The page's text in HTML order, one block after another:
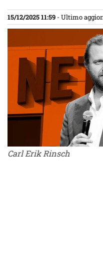
15/12/2025 11:59 - Ultimo
Carl Erik Rinsch